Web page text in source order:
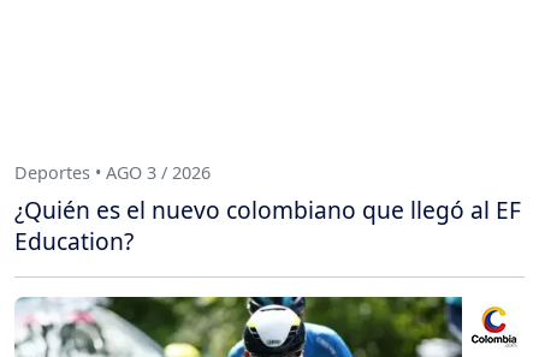
Deportes • AGO 3 / 2026
¿Quién es el nuevo colombiano que llegó al EF
Education?